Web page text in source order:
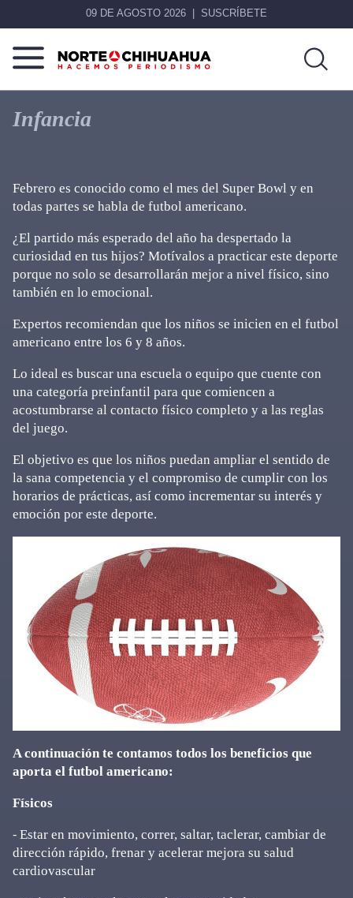
09 DE AGOSTO 2026 SUSCRÍBETE
Norte
Chihuahua
Más
que
noticias,
Infancia
Febrero es conocido como el mes del Super Bowl y en
todas partes se habla de futbol americano.
¿El partido más esperado del año ha despertado la
curiosidad en tus hijos? Motívalos a practicar este deporte
porque no solo se desarrollarán mejor a nivel físico, sino
también en lo emocional.
Expertos recomiendan que los niños se inicien en el futbol
americano entre los 6 y 8 años.
Lo ideal es buscar una escuela o equipo que cuente con
una categoría preinfantil para que comiencen a
acostumbrarse al contacto físico completo y a las reglas
del juego.
El objetivo es que los niños puedan ampliar el sentido de
la sana competencia y el compromiso de cumplir con los
horarios de prácticas, así como incrementar su interés y
emoción por este deporte.
A continuación te contamos todos los beneficios que
aporta el futbol americano:
Físicos
⁃ Estar en movimiento, correr, saltar, taclerar, cambiar de
dirección rápido, frenar y acelerar mejora su salud
cardiovascular